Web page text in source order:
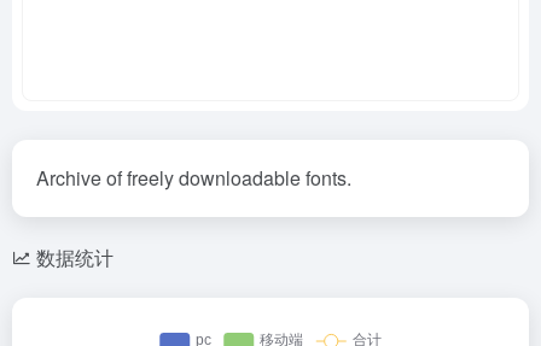
Archive of freely downloadable fonts.
数据统计